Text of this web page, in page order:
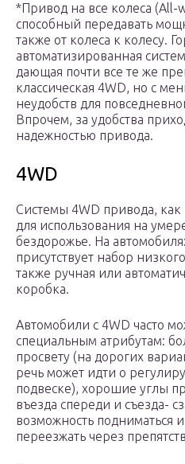
*Привод на все колеса (All-
способный передавать
также от колеса к колесу.
автоматизированная
дающая почти все те же
классическая 4WD, но с
неудобств для
Впрочем, за удобства
надежностью привода.
4WD
Системы 4WD привода,
для использования на
бездорожье. На
присутствует набор
также ручная или
коробка.
Автомобили с 4WD часто
специальным атрибутам:
просвету (на дорогих
речь может идти о
подвеске), хорошие углы
въезда спереди и съезда-
возможность подниматься и
переезжать через